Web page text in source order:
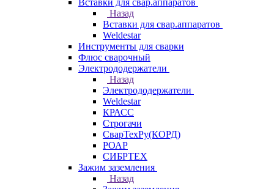
Вставки для свар.аппаратов
Назад
Вставки для свар.аппаратов
Weldestar
Инструменты для сварки
Флюс сварочный
Электрододержатели
Назад
Электрододержатели
Weldestar
КРАСС
Строгачи
СварТехРу(КОРД)
РОАР
СИБРТЕХ
Зажим заземления
Назад